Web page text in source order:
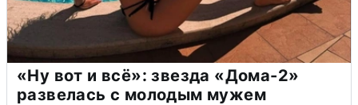
«Ну вот и всё»: звезда «Дома-2»
развелась с молодым мужем